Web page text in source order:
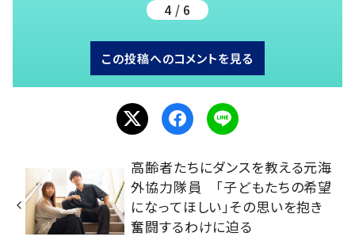
4 / 6
この投稿へのコメントを見る
高齢者たちにダンスを教える元海
外協力隊員 「子どもたちの希望
になってほしい」その思いを抱き
奮闘するわけに迫る